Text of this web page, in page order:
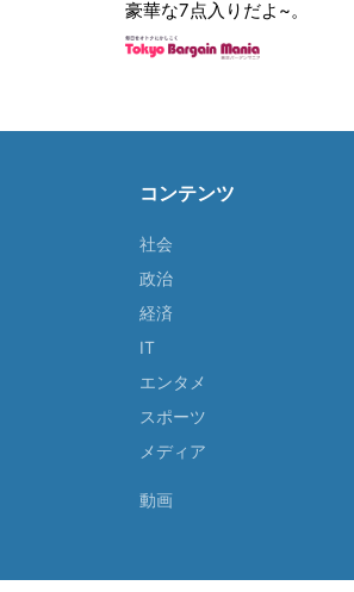
豪華な7点入りだよ~。
コンテンツ
社会
政治
経済
IT
エンタメ
スポーツ
メディア
動画